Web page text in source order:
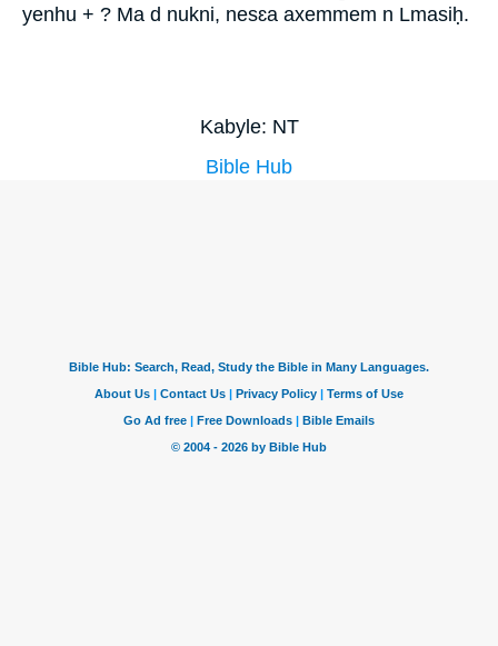
yenhu + ? Ma d nukni, nesɛa axemmem n Lmasiḥ.
Kabyle: NT
Bible Hub